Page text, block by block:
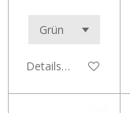
Details anzeigen